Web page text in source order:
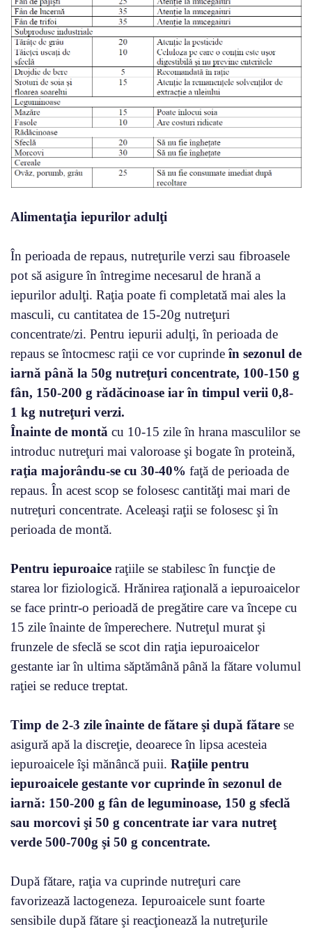
Alimentaţia iepurilor adulţi
În perioada de repaus, nutreţurile verzi sau fibroasele
pot să asigure în întregime necesarul de hrană a
iepurilor adulţi. Raţia poate fi completată mai ales la
masculi, cu cantitatea de 15-20g nutreţuri
concentrate/zi. Pentru iepurii adulţi, în perioada de
repaus se întocmesc raţii ce vor cuprindeîn sezonul de
iarnă până la 50g nutreţuri concentrate, 100-150 g
fân, 150-200 g rădăcinoase iar în timpul verii 0,8-
1 kg nutreţuri verzi.
Înainte de montă cu 10-15 zile în hrana masculilor se
introduc nutreţuri mai valoroase şi bogate în proteină,
raţia majorându-se cu 30-40% faţă de perioada de
repaus. În acest scop se folosesc cantităţi mai mari de
nutreţuri concentrate. Aceleaşi raţii se folosesc şi în
perioada de montă.
Pentru iepuroaice raţiile se stabilesc în funcţie de
starea lor fiziologică. Hrănirea raţională a iepuroaicelor
se face printr-o perioadă de pregătire care va începe cu
15 zile înainte de împerechere. Nutreţul murat şi
frunzele de sfeclă se scot din raţia iepuroaicelor
gestante iar în ultima săptămână până la fătare volumul
raţiei se reduce treptat.
Timp de 2-3 zile înainte de fătare şi după fătare se
asigură apă la discreţie, deoarece în lipsa acesteia
iepuroaicele îşi mănâncă puii. Raţiile pentru
iepuroaicele gestante vor cuprinde în sezonul de
iarnă: 150-200 g fân de leguminoase, 150 g sfeclă
sau morcovi şi 50 g concentrate iar vara nutreţ
verde 500-700g şi 50 g concentrate.
După fătare, raţia va cuprinde nutreţuri care
favorizează lactogeneza. Iepuroaicele sunt foarte
sensibile după fătare şi reacţionează la nutreţurile